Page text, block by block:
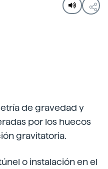
de gravedad y
por los huecos
gravitatoria.
o instalación en el